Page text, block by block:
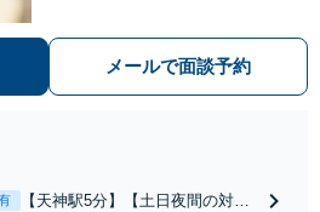
メールで面談予約
【天神駅5分】【土日夜間の対応